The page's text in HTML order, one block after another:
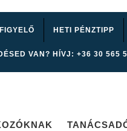
HETI PÉNZTIPP
VAN? HÍVJ: +36 30 565